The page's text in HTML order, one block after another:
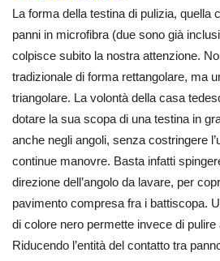
La forma della testina di pulizia, quella
panni in microfibra (due sono già
colpisce subito la nostra attenzione.
tradizionale di forma rettangolare, ma
triangolare. La volontà della casa
dotare la sua scopa di una testina in
anche negli angoli, senza costringere
continue manovre. Basta infatti
direzione dell’angolo da lavare, per
pavimento compresa fra i battiscopa.
di colore nero permette invece di
Riducendo l’entità del contatto tra